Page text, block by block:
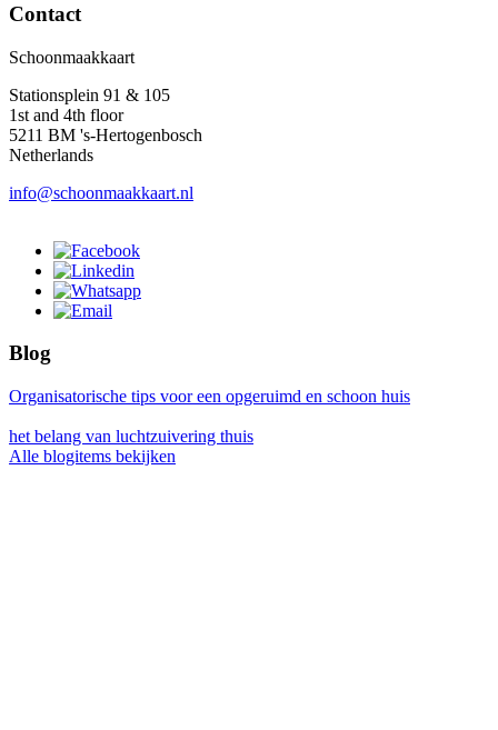
Contact
Schoonmaakkaart
Stationsplein 91 & 105
1st and 4th floor
5211 BM 's-Hertogenbosch
Netherlands
info@schoonmaakkaart.nl
Blog
Organisatorische tips voor een opgeruimd en schoon huis
het belang van luchtzuivering thuis
Alle blogitems bekijken